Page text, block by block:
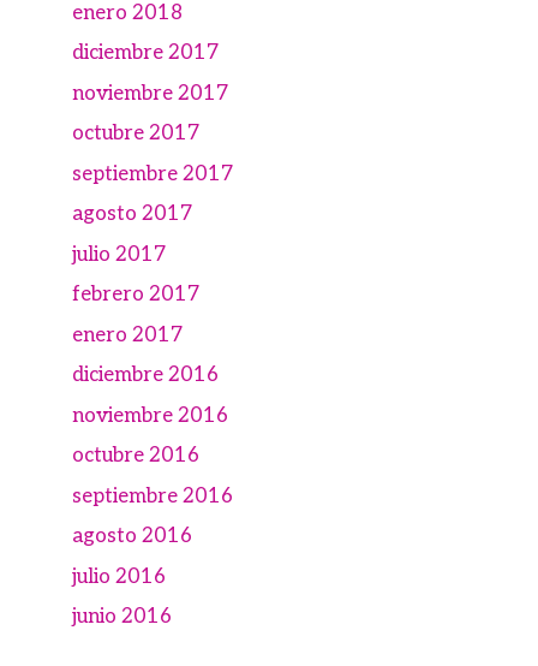
enero 2018
diciembre 2017
noviembre 2017
octubre 2017
septiembre 2017
agosto 2017
julio 2017
febrero 2017
enero 2017
diciembre 2016
noviembre 2016
octubre 2016
septiembre 2016
agosto 2016
julio 2016
junio 2016